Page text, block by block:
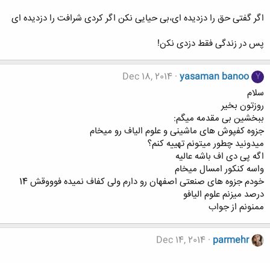
ﺍﮔﺮ ﮔﻔﺘﯽ ﺣﻖ ﺭﺍ ﺩﺯﺩﯾﺪﻩ ﺍﯼ،ﺑﯽ ﺣﯿﺎﯾﯽ ﻧﮑﻦ ﺍﮔﺮ ﮐﺮﺩﯼ ﺷﺮﺍﻓﺖ ﺭﺍ ﺩﺯﺩﯾﺪﻩ ﺍﯼ
ﭘﺲ ﺩﺭ ﺯﻧﺪﮔﯽ ﻓﻘﻂ ﺩﺯﺩﯼ ﻧﮑن!
Y
yasaman banoo
Dec 18, 2014
سلام
روزتون بخیر
ببخشین بی مقدمه میگم:
جزوه کفپوش های ماشینی و علوم الیاف رو میخام
میدونید چطور میتونم تهییه کنم؟
اگه پی دی اف باشه عالیه
واسه کنکور امسال میخام
خودم جزوه های صنعتی اصفهان رو دارم ولی کفاف نمیده فوووقش 14
درصد میزنم علوم الیافو
ممنونم از جواب
parmehr
Dec 14, 2014